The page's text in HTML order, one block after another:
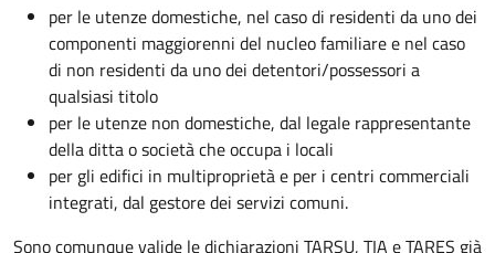
per le utenze domestiche, nel caso di residenti da uno dei
componenti maggiorenni del nucleo familiare e nel caso
di non residenti da uno dei detentori/possessori a
qualsiasi titolo
per le utenze non domestiche, dal legale rappresentante
della ditta o società che occupa i locali
per gli edifici in multiproprietà e per i centri commerciali
integrati, dal gestore dei servizi comuni.
Sono comunque valide le dichiarazioni TARSU, TIA e TARES già